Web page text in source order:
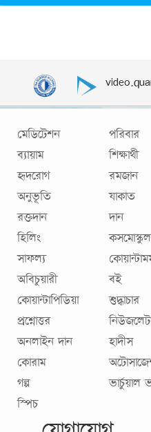
মেডিটেশন
ব্যায়াম
হৃদরোগ
অনুভূতি
রক্তদান
হিলিং
সাফল্য
পরিবার
শিক্ষার্থী
রমজান
যাকাত
দান
কসমোস্কুল
অবিচুয়ারী
কোয়ান্টাপিডিয়া
প্রশ্নোত্তর
অনলাইন দান
কোরাম
গল্প
স্পিচ
বই
শুদ্ধাচার
হাদীস
ভার্চুয়াল